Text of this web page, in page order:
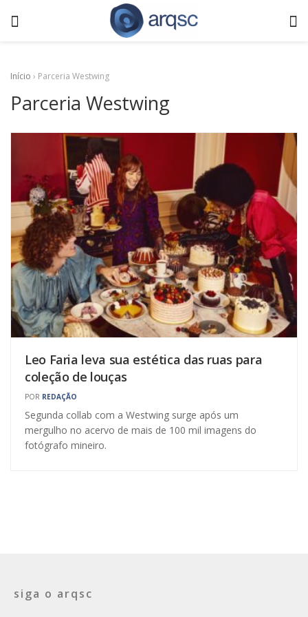
Início › Parceria Westwing
Parceria Westwing
Leo Faria leva sua estética das ruas para
coleção de louças
POR REDAÇÃO
Segunda collab com a Westwing surge após um
mergulho no acervo de mais de 100 mil imagens do
fotógrafo mineiro.
siga o arqsc